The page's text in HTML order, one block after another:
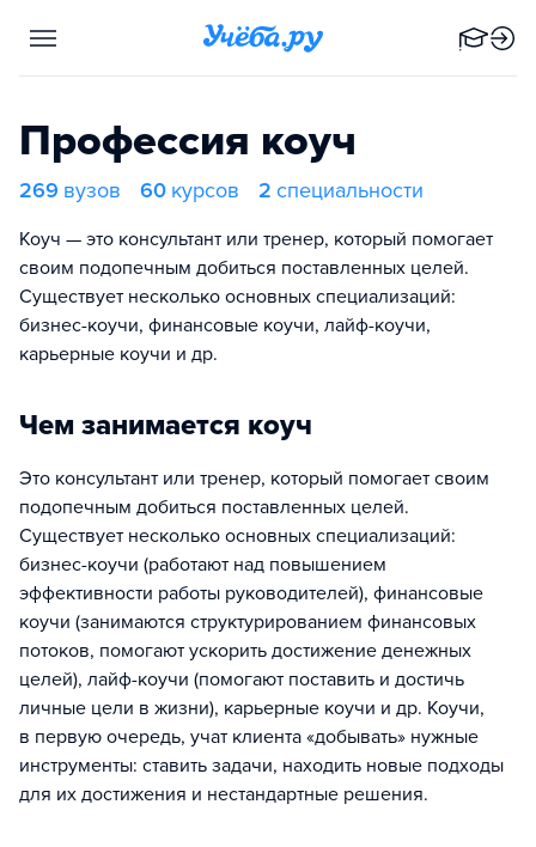
Профессия коуч
269 вузов 60 курсов 2 специальности
Коуч — это консультант или тренер, который помогает
своим подопечным добиться поставленных целей.
Существует несколько основных специализаций:
бизнес-коучи, финансовые коучи, лайф-коучи,
карьерные коучи и др.
Чем занимается коуч
Это консультант или тренер, который помогает своим
подопечным добиться поставленных целей.
Существует несколько основных специализаций:
бизнес-коучи (работают над повышением
эффективности работы руководителей), финансовые
коучи (занимаются структурированием финансовых
потоков, помогают ускорить достижение денежных
целей), лайф-коучи (помогают поставить и достичь
личные цели в жизни), карьерные коучи и др. Коучи,
в первую очередь, учат клиента «добывать» нужные
инструменты: ставить задачи, находить новые подходы
для их достижения и нестандартные решения.